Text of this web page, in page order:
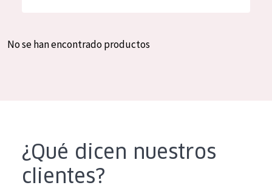
Crema de día
Crema de noche
Spanish
No se han encontrado productos
¿Qué dicen nuestros
clientes?